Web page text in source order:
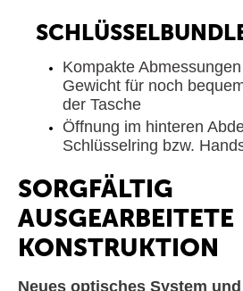
Kompakte
Gewicht für noch
der Tasche
Öffnung im hinteren
Schlüsselring bzw.
SORGFÄLTIG
AUSGEARBEITETE
KONSTRUKTION
Neues optisches System